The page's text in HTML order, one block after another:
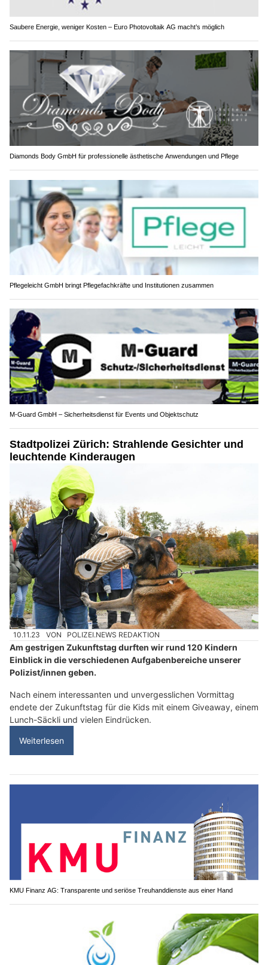
Saubere Energie, weniger Kosten – Euro Photovoltaik AG macht’s möglich
Diamonds Body GmbH für professionelle ästhetische Anwendungen und Pflege
Pflegeleicht GmbH bringt Pflegefachkräfte und Institutionen zusammen
M-Guard GmbH – Sicherheitsdienst für Events und Objektschutz
Stadtpolizei Zürich: Strahlende Gesichter und
leuchtende Kinderaugen
10.11.23 VON POLIZEI.NEWS REDAKTION
Am gestrigen Zukunftstag durften wir rund 120 Kindern
Einblick in die verschiedenen Aufgabenbereiche unserer
Polizist/innen geben.
Nach einem interessanten und unvergesslichen Vormittag
endete der Zukunftstag für die Kids mit einem Giveaway, einem
Lunch-Säckli und vielen Eindrücken.
Weiterlesen
KMU Finanz AG: Transparente und seriöse Treuhanddienste aus einer Hand